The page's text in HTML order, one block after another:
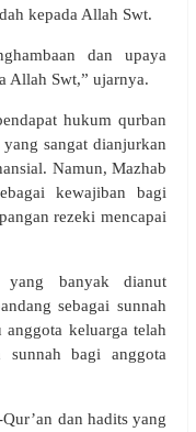
kepada Allah Swt.
dan upaya
Allah Swt,” ujarnya.
hukum qurban
sangat dianjurkan
Namun, Mazhab
kewajiban bagi
rezeki mencapai
yang banyak dianut
sebagai sunnah
keluarga telah
sunnah bagi anggota
dan hadits yang